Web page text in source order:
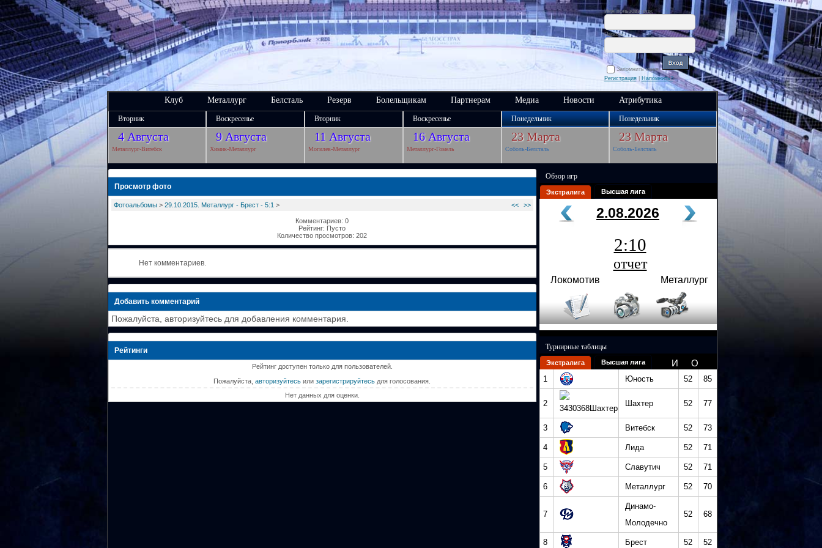
Имя пользователя:
Пароль:
Запомнить меня
Регистрация| Напомнить?
Клуб Металлург Белсталь Резерв Болельщикам Партнерам Медиа Новости Атрибутика
Вторник Воскресенье Вторник Воскресенье Понедельник Понедельник
4 Августа 9 Августа 11 Августа 16 Августа 23 Марта 23 Марта
Металлург-Витебск Химик-Металлург Могилев-Металлург Металлург-Гомель Соболь-Белсталь Соболь-Белсталь
Просмотр фото
Фотоальбомы> 29.10.2015. Металлург - Брест - 5:1 > << >>
Комментариев: 0
Рейтинг: Пусто
Количество просмотров: 202
Нет комментариев.
Добавить комментарий
Пожалуйста, авторизуйтесь для добавления комментария.
Рейтинги
Рейтинг доступен только для пользователей.
Пожалуйста, авторизуйтесь или зарегистрируйтесь для голосования.
Нет данных для оценки.
Обзор игр
Экстралига Высшая лига
2.08.2026
2:10
отчет
Локомотив Металлург
Турнирные таблицы
Экстралига Высшая лига И О
1 Юность 52 85
2 Шахтер 52 77
3 Витебск 52 73
4 Лида 52 71
5 Славутич 52 71
6 Металлург 52 70
7
Динамо-
Молодечно
52 68
8 Брест 52 52